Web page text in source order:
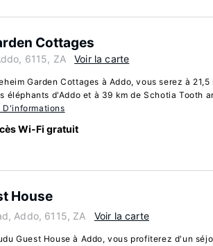
Cottages
6115, ZA Voir la carte
Garden Cottages à Addo, vous serez à 21,5
éléphants d'Addo et à 39 km de Schotia Tooth
D'informations
Wi-Fi gratuit
House
Addo, 6115, ZA Voir la carte
Guest House à Addo, vous profiterez d'un